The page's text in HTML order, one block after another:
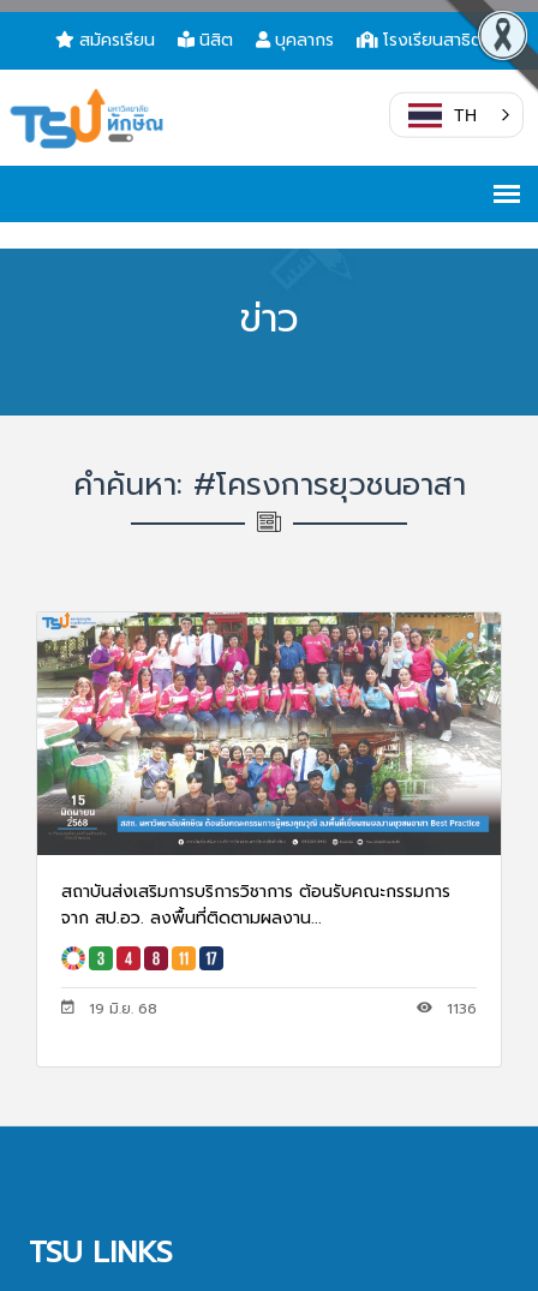
สมัครเรียน นิสิต บุคลากร โรงเรียนสาธิต
TH
ข่าว
คำค้นหา: #โครงการยุวชนอาสา
สถาบันส่งเสริมการบริการวิชาการ ต้อนรับคณะกรรมการ
จาก สป.อว. ลงพื้นที่ติดตามผลงาน...
19 มิ.ย. 68 1136
TSU LINKS